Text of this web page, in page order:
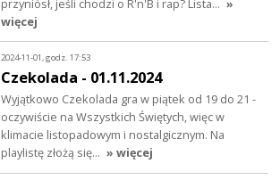
przyniósł, jeśli chodzi o R'n'B i rap? Lista… »
więcej
2024-11-01, godz. 17:53
Czekolada - 01.11.2024
Wyjątkowo Czekolada gra w piątek od 19 do 21 -
oczywiście na Wszystkich Świętych, więc w
klimacie listopadowym i nostalgicznym. Na
playlistę złożą się… » więcej